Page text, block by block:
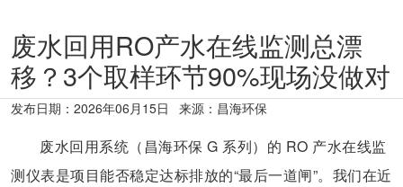
废水回用RO产水在线监测总漂
移？3个取样环节90%现场没做对
发布日期： 2026年06月15日 来源：昌海环保
废水回用系统（昌海环保 G 系列）的 RO 产水在线监
测仪表是项目能否稳定达标排放的“最后一道闸”。我们在近